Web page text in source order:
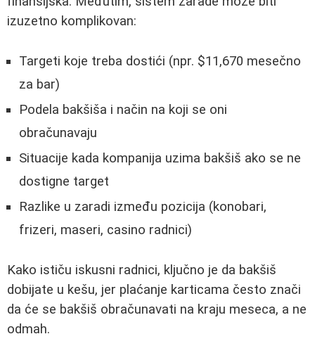
izuzetno komplikovan:
Targeti koje treba dostići (npr. $11,670 mesečno
za bar)
Podela bakšiša i način na koji se oni
obračunavaju
Situacije kada kompanija uzima bakšiš ako se ne
dostigne target
Razlike u zaradi između pozicija (konobari,
frizeri, maseri, casino radnici)
Kako ističu iskusni radnici, ključno je da bakšiš
dobijate u kešu, jer plaćanje karticama često znači
da će se bakšiš obračunavati na kraju meseca, a ne
odmah.